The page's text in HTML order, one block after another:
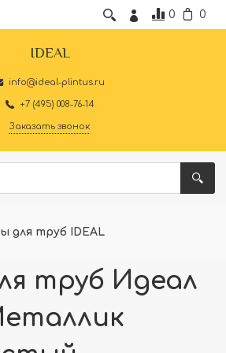
0 0
IDEAL
info@ideal-plintus.ru
+7 (495) 008-76-14
Заказать звонок
для труб IDEAL
труб Идеал